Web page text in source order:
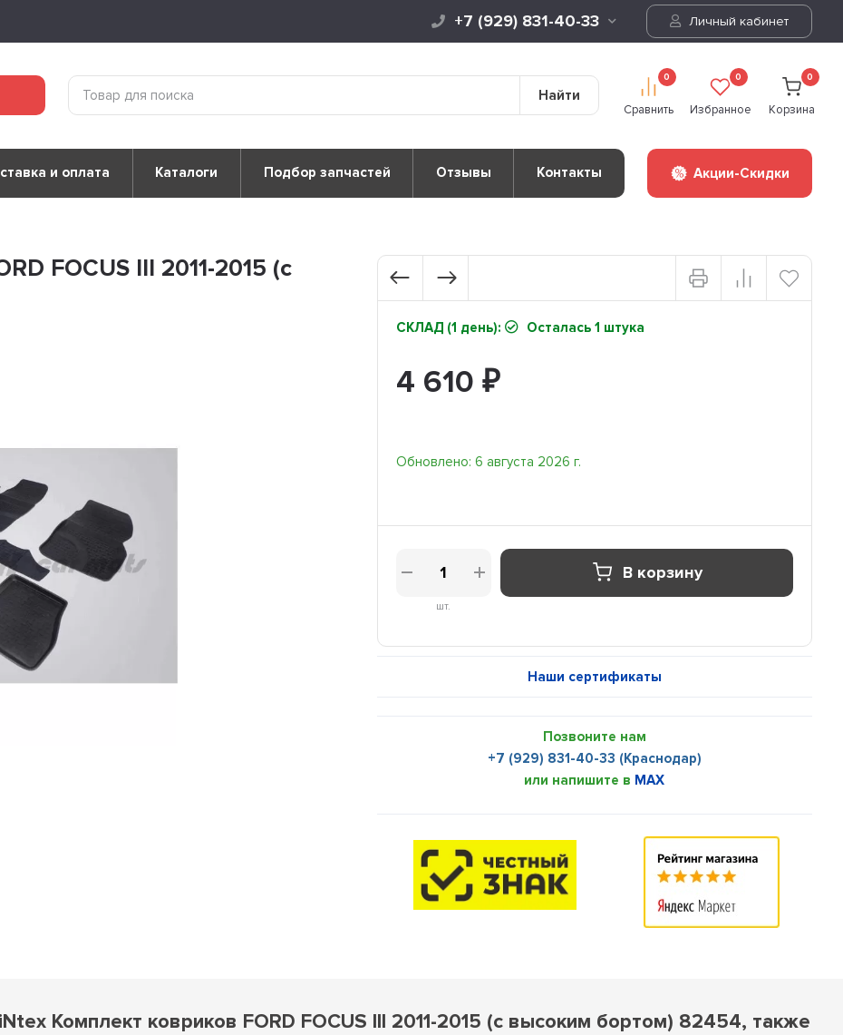
+7 (929) 831-40-33 Личный кабинет
Найти
0
Сравнить
0
Избранное
0
Корзина
и оплата Каталоги Подбор запчастей Отзывы Контакты Акции-Скидки
FOCUS III 2011-2015 (с
СКЛАД (1 день): Осталась 1 штука
4 610 ₽
Обновлено: 6 августа 2026 г.
шт.
В корзину
Наши сертификаты
Позвоните нам
+7 (929) 831-40-33 (Краснодар)
или напишите в MAX
Комплект ковриков FORD FOCUS III 2011-2015 (с высоким бортом) 82454, также